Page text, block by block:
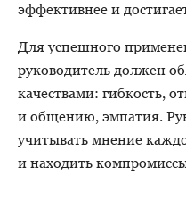
эффективнее и
Для успешного
руководитель должен
качествами: гибкость,
и общению, эмпатия.
учитывать мнение
и находить